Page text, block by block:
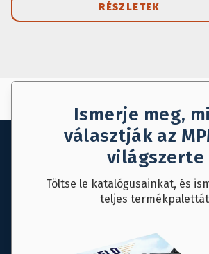
RÉSZLETEK
Ismerje meg,
választják az
világszerte
Töltse le katalógusainkat, és
teljes